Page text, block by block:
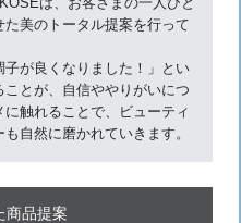
は、お客さまの一人ひと
美のトータル提案を行って
が良くなりました！」とい
とが、自信ややりがいにつ
触れることで、ビューティ
自然に磨かれていきます。
商品提案